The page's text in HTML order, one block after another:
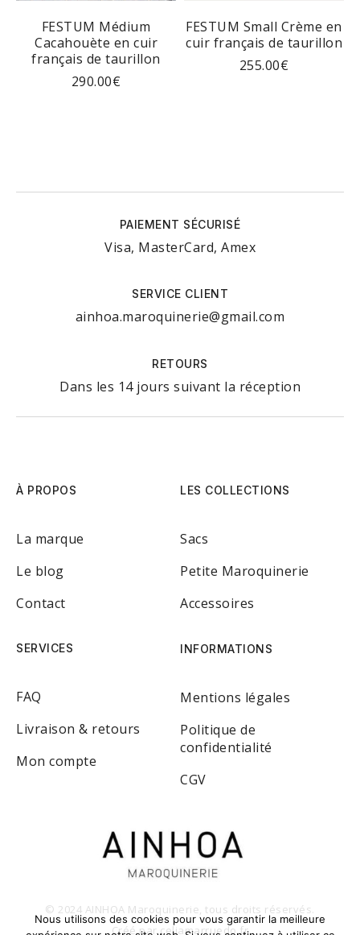
FESTUM Médium
Cacahouète en cuir
français de taurillon
290.00€
FESTUM Small Crème en
cuir français de taurillon
255.00€
PAIEMENT SÉCURISÉ
Visa, MasterCard, Amex
SERVICE CLIENT
ainhoa.maroquinerie@gmail.com
RETOURS
Dans les 14 jours suivant la réception
À PROPOS
La marque
Le blog
Contact
LES COLLECTIONS
Sacs
Petite Maroquinerie
Accessoires
SERVICES
FAQ
Livraison & retours
Mon compte
INFORMATIONS
Mentions légales
Politique de
confidentialité
CGV
© 2024 AINHOA Maroquinerie, tous droits réservés.
Créé parceliamarruedo.fr
Nous utilisons des cookies pour vous garantir la meilleure